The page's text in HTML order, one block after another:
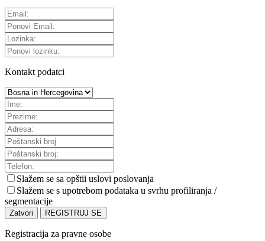
Kontakt podatci
Slažem se sa opštii uslovi poslovanja
Slažem se s upotrebom podataka u svrhu profiliranja /
segmentacije
Zatvori REGISTRUJ SE
Registracija za pravne osobe